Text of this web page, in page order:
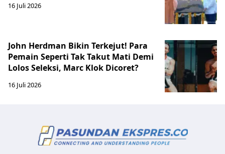
16 Juli 2026
John Herdman Bikin Terkejut! Para
Pemain Seperti Tak Takut Mati Demi
Lolos Seleksi, Marc Klok Dicoret?
16 Juli 2026